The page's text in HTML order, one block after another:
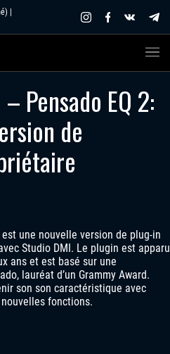
|
Pensado EQ 2:
de
une nouvelle version de plug-in
Studio DMI. Le plugin est apparu
ans et est basé sur une
lauréat d’un Grammy Award.
son son caractéristique avec
fonctions.